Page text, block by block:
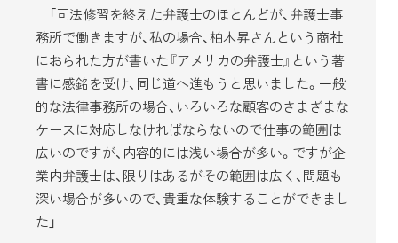
「司法修習を終えた弁護士のほとんどが、弁護士事
務所で働きますが、私の場合、柏木昇さんという商社
におられた方が書いた『アメリカの弁護士』という著
書に感銘を受け、同じ道へ進もうと思いました。一般
的な法律事務所の場合、いろいろな顧客のさまざまな
ケースに対応しなければならないので仕事の範囲は
広いのですが、内容的には浅い場合が多い。ですが企
業内弁護士は、限りはあるがその範囲は広く、問題も
深い場合が多いので、貴重な体験することができまし
た」